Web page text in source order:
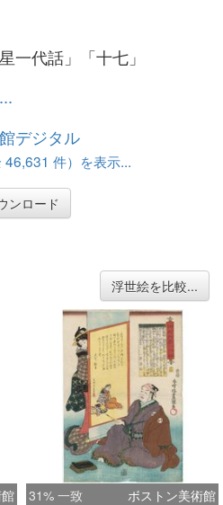
一代話」「十七」
デジタル
46,631 件）を表示...
ンロード
浮世絵を比較...
31% 一致 ボストン美術館